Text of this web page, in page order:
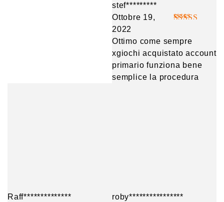
stef*********
su 5
Ottobre 19,
2022
Ottimo come sempre
xgiochi acquistato account
primario funziona bene
semplice la procedura
Raff************** roby****************